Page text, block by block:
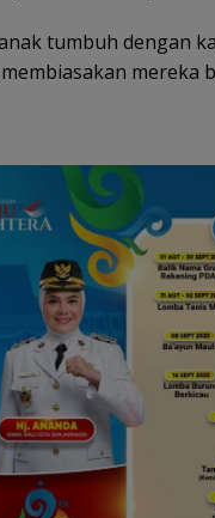
tumbuh dengan
mereka